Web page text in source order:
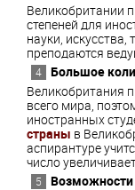
Великобритании
степеней для
науки, искусства,
преподаются
Большое
Великобритания
всего мира,
иностранных
страны в
аспирантуре
число